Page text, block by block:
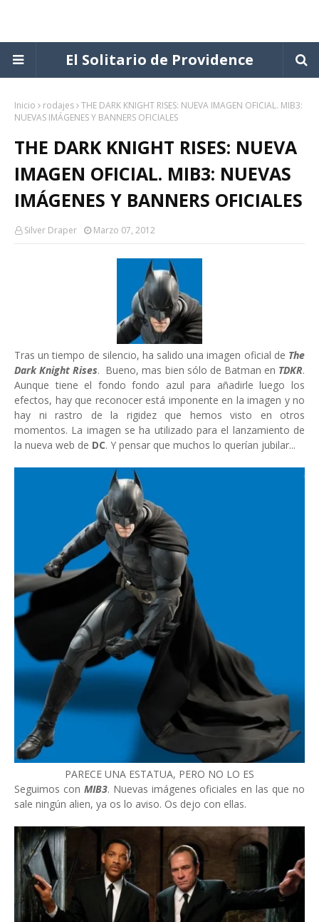
El Solitario de Providence
Inicio rodajes THE DARK KNIGHT RISES: NUEVA IMAGEN OFICIAL. MIB3:
NUEVAS IMÁGENES Y BANNERS OFICIALES
THE DARK KNIGHT RISES: NUEVA
IMAGEN OFICIAL. MIB3: NUEVAS
IMÁGENES Y BANNERS OFICIALES
Silver Draper Marzo 07, 2012
Tras un tiempo de silencio, ha salido una imagen oficial de The
Dark Knight Rises. Bueno, mas bien sólo de Batman en TDKR.
Aunque tiene el fondo fondo azul para añadirle luego los
efectos, hay que reconocer está imponente en la imagen y no
hay ni rastro de la rigidez que hemos visto en otros
momentos. La imagen se ha utilizado para el lanzamiento de
la nueva web de DC. Y pensar que muchos lo querían jubilar...
PARECE UNA ESTATUA, PERO NO LO ES
Seguimos con MIB3. Nuevas imágenes oficiales en las que no
sale ningún alien, ya os lo aviso. Os dejo con ellas.